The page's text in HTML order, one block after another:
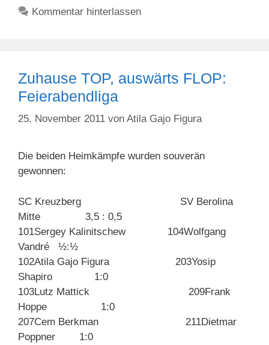
Kommentar hinterlassen
Zuhause TOP, auswärts FLOP:
Feierabendliga
25. November 2011 von Atila Gajo Figura
Die beiden Heimkämpfe wurden souverän
gewonnen:
SC Kreuzberg SV Berolina
Mitte 3,5 : 0,5
101Sergey Kalinitschew 104Wolfgang
Vandré ½:½
102Atila Gajo Figura 203Yosip
Shapiro 1:0
103Lutz Mattick 209Frank
Hoppe 1:0
207Cem Berkman 211Dietmar
Poppner 1:0